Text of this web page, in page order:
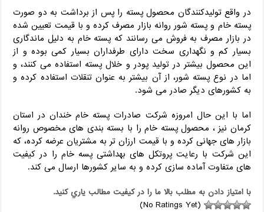
در واقع تولیدکنندگان محصول پسته را پس از برداشت به دو صورت
پسته خام و پسته شور روانه بازار مصرف کرده و با قیمت تعیین شده
در بازار مصرف به فروش می رسانند که پسته خام به دلیل ماندگاری
بسیار کم و نگهداری سخت دارای طرفداران بسیار کمی بوده و از
این محصول بیشتر در تولید پودر و خلال پسته استفاده می کنند، و
اما در نوع پسته شور، از آن بیشتر به عنوان تنقلات استفاده کرده و
به کشورهای دیگر صادر می شود.
اما با این حال امروزه شرکت صادرات پسته خام خندان در استان
کرمان نیز ، محصول پسته خام را با بسته بندی های مخصوص روانه
بازار های جهانی کرده و با قیمت ارزان تر به مشتریان عرضه کرده، که
این شرکت با رعایت پروتکل های بهداشتی پسه خام را در کیفیت
های متفاوت آماده سازی کرده و به سایر کشورها ارسال می کند.
با امتياز دادن به مطلب بالا ما را در کيفيت مطالب ياري کنيد.
(No Ratings Yet)